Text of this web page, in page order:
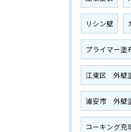
リシン壁
プライマー塗
江東区 外壁
浦安市 外壁
コーキング充